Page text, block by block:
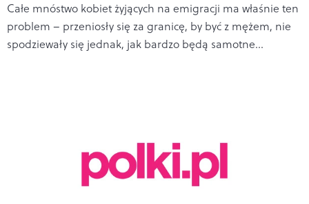
Całe mnóstwo kobiet żyjących na emigracji ma właśnie ten
problem – przeniosły się za granicę, by być z mężem, nie
spodziewały się jednak, jak bardzo będą samotne...